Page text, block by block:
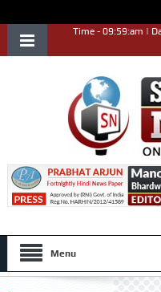
Time - 09:59:am |
Menu